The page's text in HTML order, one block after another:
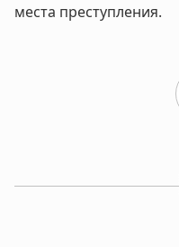
места преступления.